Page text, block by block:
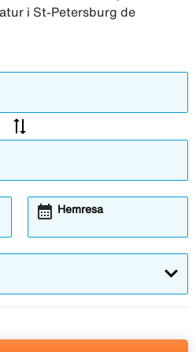
i St-Petersburg de
sync_alt
Hemresa
calendar_month